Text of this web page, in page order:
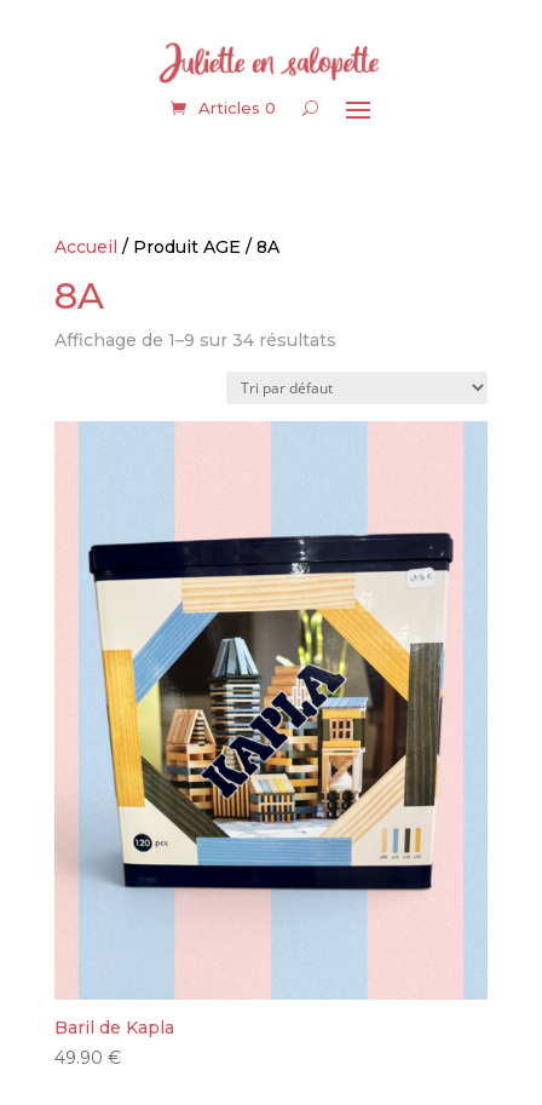
Articles 0
Accueil / Produit AGE / 8A
8A
Affichage de 1–9 sur 34 résultats
Baril de Kapla
49.90 €